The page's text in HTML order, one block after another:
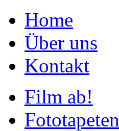
Home
Über uns
Kontakt
Film ab!
Fototapeten